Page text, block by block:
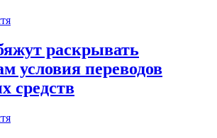
раскрывать
условия переводов
средств